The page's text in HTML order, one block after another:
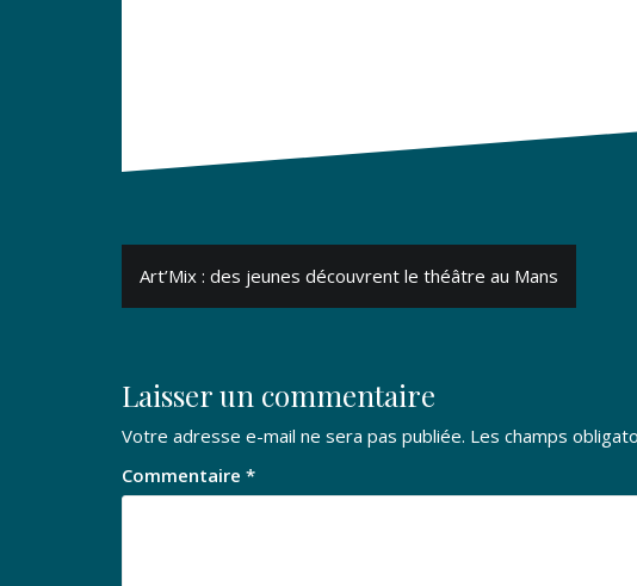
Navigation
de
Art’Mix : des jeunes découvrent le théâtre au Mans
Laisser un commentaire
Votre adresse e-mail ne sera pas publiée. Les champs
Commentaire *